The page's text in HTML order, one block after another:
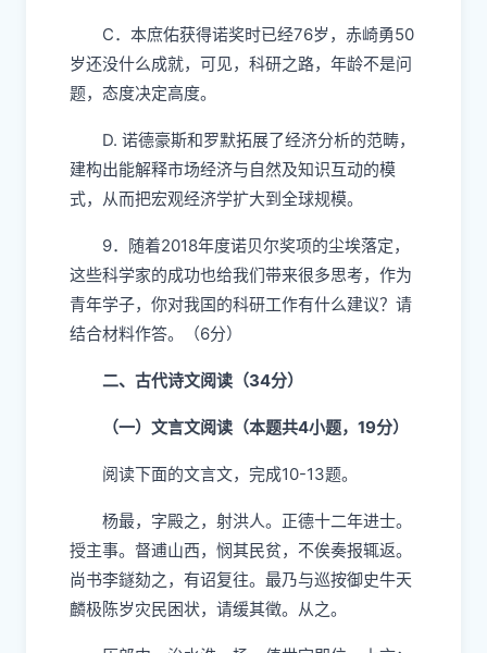
C．本庶佑获得诺奖时已经76岁，赤崎勇50
岁还没什么成就，可见，科研之路，年龄不是问
题，态度决定高度。
D. 诺德豪斯和罗默拓展了经济分析的范畴，
建构出能解释市场经济与自然及知识互动的模
式，从而把宏观经济学扩大到全球规模。
9．随着2018年度诺贝尔奖项的尘埃落定，
这些科学家的成功也给我们带来很多思考，作为
青年学子，你对我国的科研工作有什么建议？请
结合材料作答。（6分）
二、古代诗文阅读（34分）
（一）文言文阅读（本题共4小题，19分）
阅读下面的文言文，完成10-13题。
杨最，字殿之，射洪人。正德十二年进士。
授主事。督逋山西，悯其民贫，不俟奏报辄返。
尚书李鐩劾之，有诏复往。最乃与巡按御史牛天
麟极陈岁灾民困状，请缓其徵。从之。